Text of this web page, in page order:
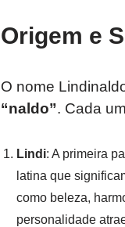
Origem e
O nome
“naldo”. Cada
Lindi: A primeira
latina que
como beleza,
personalidade